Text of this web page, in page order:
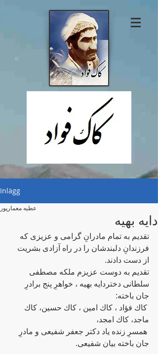
Inlägg
دایە بهیە
عطیە معمارپور
تقدیم به تمام مادرانِ گرامى و عزیزى كه
فرزندانِ دلبندشان را در راه آزادى بشریت
از دست دادند.
تقدیم به دوست عزیزم ملكه مصطفى
سلطانى دختردایه بهیه ، خواهرِ پنج برادرِ
جان باخته:
كاك فؤاد ، كاك امین ، كاك حسین، كاك
ماجد، كاك امجد،
همسرِ زنده یاد دكتر جعفر شفیعى و مادرِ
جان باخته بیان شفیعى.